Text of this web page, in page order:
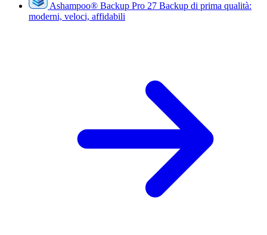
Ashampoo® Backup Pro 27 Backup di prima qualità:
moderni, veloci, affidabili